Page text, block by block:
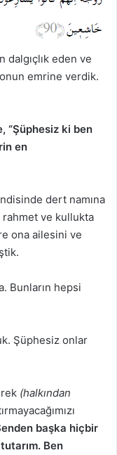
dalgıçlık eden ve
emrine verdik.
“Şüphesiz ki ben
en
dert namına
rahmet ve kullukta
ona ailesini ve
Bunların hepsi
Şüphesiz onlar
(halkından
başka hiçbir
Ben